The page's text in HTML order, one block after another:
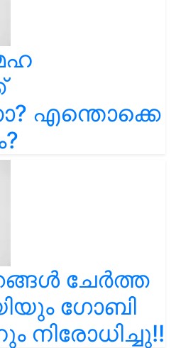
എന്തൊക്കെ
ചേർത്ത
ഗോബി
നിരോധിച്ചു!!